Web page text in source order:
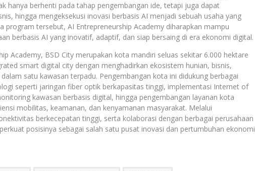
hanya berhenti pada tahap pengembangan ide, tetapi juga dapat
hingga mengeksekusi inovasi berbasis AI menjadi sebuah usaha yang
program tersebut, AI Entrepreneurship Academy diharapkan mampu
berbasis AI yang inovatif, adaptif, dan siap bersaing di era ekonomi digital.
Academy, BSD City merupakan kota mandiri seluas sekitar 6.000 hektare
smart digital city dengan menghadirkan ekosistem hunian, bisnis,
satu kawasan terpadu. Pengembangan kota ini didukung berbagai
seperti jaringan fiber optik berkapasitas tinggi, implementasi Internet of
kawasan berbasis digital, hingga pengembangan layanan kota
mobilitas, keamanan, dan kenyamanan masyarakat. Melalui
berkecepatan tinggi, serta kolaborasi dengan berbagai perusahaan
posisinya sebagai salah satu pusat inovasi dan pertumbuhan ekonomi